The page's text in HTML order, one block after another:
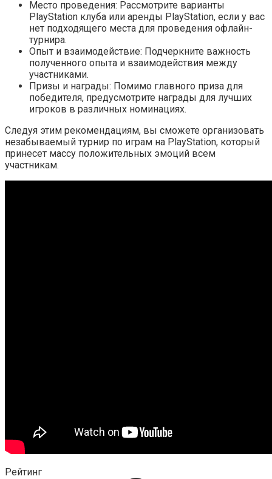
Место проведения: Рассмотрите варианты
PlayStation клуба или аренды PlayStation, если у вас
нет подходящего места для проведения офлайн-
турнира.
Опыт и взаимодействие: Подчеркните важность
полученного опыта и взаимодействия между
участниками.
Призы и награды: Помимо главного приза для
победителя, предусмотрите награды для лучших
игроков в различных номинациях.
Следуя этим рекомендациям, вы сможете организовать
незабываемый турнир по играм на PlayStation, который
принесет массу положительных эмоций всем
участникам.
Рейтинг